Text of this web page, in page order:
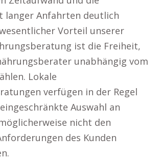
langer Anfahrten deutlich
Vorteil unserer
ist die Freiheit,
unabhängig vom
Lokale
verfügen in der Regel
Auswahl an
nicht den
des Kunden